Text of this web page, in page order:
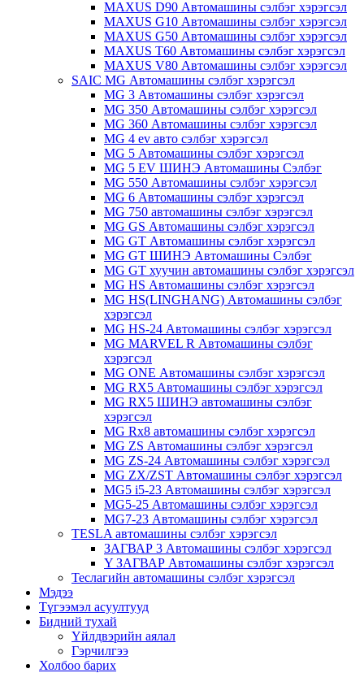
MAXUS D90 Автомашины сэлбэг хэрэгсэл
MAXUS G10 Автомашины сэлбэг хэрэгсэл
MAXUS G50 Автомашины сэлбэг хэрэгсэл
MAXUS T60 Автомашины сэлбэг хэрэгсэл
MAXUS V80 Автомашины сэлбэг хэрэгсэл
SAIC MG Автомашины сэлбэг хэрэгсэл
MG 3 Автомашины сэлбэг хэрэгсэл
MG 350 Автомашины сэлбэг хэрэгсэл
MG 360 Автомашины сэлбэг хэрэгсэл
MG 4 ev авто сэлбэг хэрэгсэл
MG 5 Автомашины сэлбэг хэрэгсэл
MG 5 EV ШИНЭ Автомашины Сэлбэг
MG 550 Автомашины сэлбэг хэрэгсэл
MG 6 Автомашины сэлбэг хэрэгсэл
MG 750 автомашины сэлбэг хэрэгсэл
MG GS Автомашины сэлбэг хэрэгсэл
MG GT Автомашины сэлбэг хэрэгсэл
MG GT ШИНЭ Автомашины Сэлбэг
MG GT хуучин автомашины сэлбэг хэрэгсэл
MG HS Автомашины сэлбэг хэрэгсэл
MG HS(LINGHANG) Автомашины сэлбэг
хэрэгсэл
MG HS-24 Автомашины сэлбэг хэрэгсэл
MG MARVEL R Автомашины сэлбэг
хэрэгсэл
MG ONE Автомашины сэлбэг хэрэгсэл
MG RX5 Автомашины сэлбэг хэрэгсэл
MG RX5 ШИНЭ автомашины сэлбэг
хэрэгсэл
MG Rx8 автомашины сэлбэг хэрэгсэл
MG ZS Автомашины сэлбэг хэрэгсэл
MG ZS-24 Автомашины сэлбэг хэрэгсэл
MG ZX/ZST Автомашины сэлбэг хэрэгсэл
MG5 i5-23 Автомашины сэлбэг хэрэгсэл
MG5-25 Автомашины сэлбэг хэрэгсэл
MG7-23 Автомашины сэлбэг хэрэгсэл
TESLA автомашины сэлбэг хэрэгсэл
ЗАГВАР 3 Автомашины сэлбэг хэрэгсэл
Y ЗАГВАР Автомашины сэлбэг хэрэгсэл
Теслагийн автомашины сэлбэг хэрэгсэл
Мэдээ
Түгээмэл асуултууд
Бидний тухай
Үйлдвэрийн аялал
Гэрчилгээ
Холбоо барих